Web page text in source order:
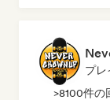
プレ
>8100件の